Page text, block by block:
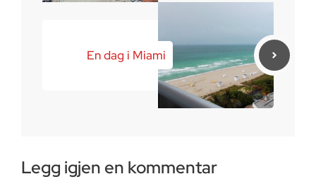
En dag i Miami
Legg igjen en kommentar